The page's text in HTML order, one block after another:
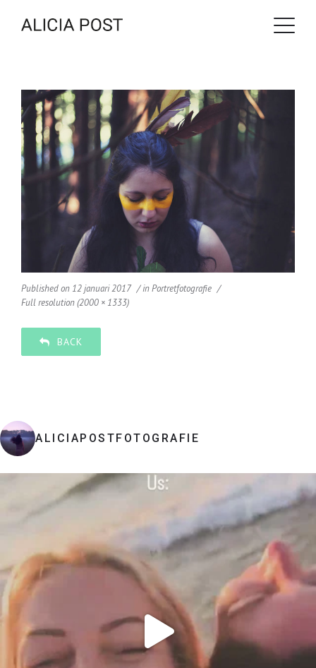
Published on 12 januari 2017 inPortretfotografie
Full resolution (2000 × 1333)
BACK
ALICIAPOSTFOTOGRAFIE